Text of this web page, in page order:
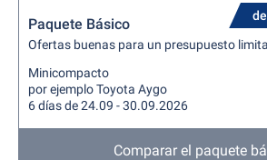
Paquete Básico
Ofertas buenas para un presupuesto
Minicompacto
por ejemplo Toyota Aygo
6 días de 24.09 - 30.09.2026
Comparar el paquete